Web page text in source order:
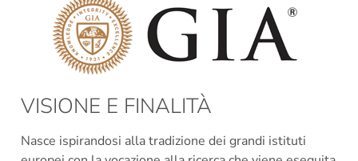
VISIONE E FINALITÀ
Nasce ispirandosi alla tradizione dei grandi istituti